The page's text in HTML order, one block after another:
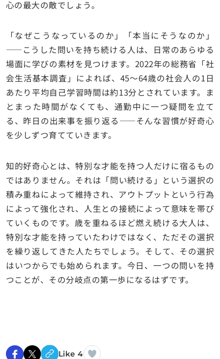
心の最大の敵でしょう。
「なぜこうなっているのか」「本当にそうなのか」
——こうした問いを持ち続ける人は、日常のあらゆる
場面に学びの素材を見つけます。2022年の総務省「社
会生活基本調査」によれば、45〜64歳の社会人の1日
あたり平均自己学習時間は約13分とされています。ま
とまった時間がなくても、通勤中に一つ疑問を立て
る、昨日の出来事を振り返る——そんな習慣が好奇心
を少しずつ育てていきます。
知的好奇心とは、特別な才能を持つ人だけに宿るもの
ではありません。それは「問い続ける」という選択の
積み重ねによって維持され、アウトプットという行為
によって強化され、人生との接続によって意味を帯び
ていくものです。歳を重ねるほど燃え続ける大人は、
特別な才能を持っていたわけではなく、ただその選択
を繰り返してきた人たちでしょう。そして、その選択
はいつからでも始められます。今日、一つの問いを持
つことが、その分岐点の第一歩になるはずです。
Like 4